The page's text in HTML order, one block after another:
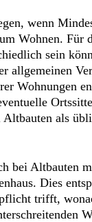
wenn
Wohnen. Für
sein
allgemeinen
Wohnungen
als
bei Altbauten
Dies
trifft,